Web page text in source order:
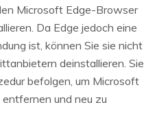
Microsoft Edge-Browser
Da Edge jedoch eine
ist, können Sie sie nicht
deinstallieren. Sie
befolgen, um Microsoft
und neu zu